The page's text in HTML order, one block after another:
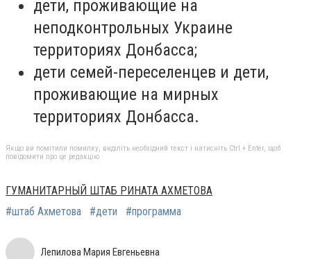
дети, проживающие на
неподконтрольных Украине
территориях Донбасса;
дети семей-переселенцев и дети,
проживающие на мирных
территориях Донбасса.
Якщо ви помітили помилку, виділіть необхідний текст і натисніть Ctrl + Enter, щоб
повідомити про це редакцію
ГУМАНИТАРНЫЙ ШТАБ РИНАТА АХМЕТОВА
#штаб Ахметова
#дети #программа
Лепилова Мария Евгеньевна